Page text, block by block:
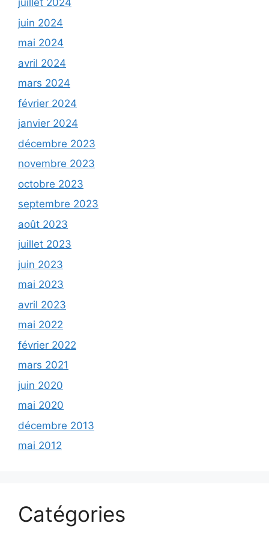
juillet 2024
juin 2024
mai 2024
avril 2024
mars 2024
février 2024
janvier 2024
décembre 2023
novembre 2023
octobre 2023
septembre 2023
août 2023
juillet 2023
juin 2023
mai 2023
avril 2023
mai 2022
février 2022
mars 2021
juin 2020
mai 2020
décembre 2013
mai 2012
Catégories